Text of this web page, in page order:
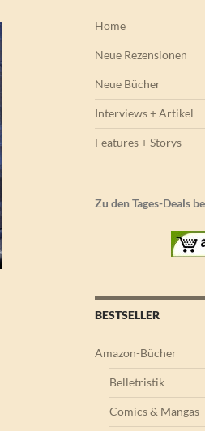
Home
Neue Rezensionen
Neue Bücher
Interviews + Artikel
Features + Storys
Zu den Tages-Deals
BESTSELLER
Amazon-Bücher
Belletristik
Comics & Mangas